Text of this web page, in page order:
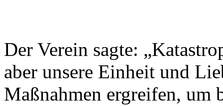
Der Verein sagte:
aber unsere Einheit und
Maßnahmen ergreifen, um